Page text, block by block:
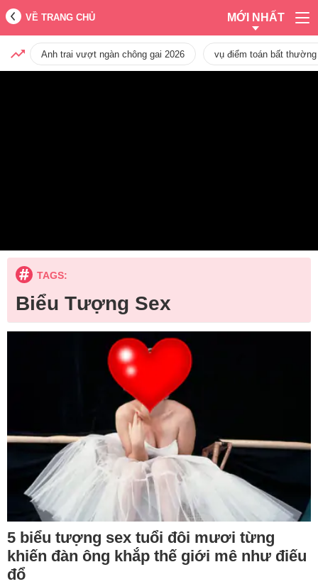
VỀ TRANG CHỦ MỚI NHẤT
Anh trai vượt ngàn chông gai 2026 vụ điểm toán bất
TAGS:
Biểu Tượng Sex
5 biểu tượng sex tuổi đôi mươi từng
khiến đàn ông khắp thế giới mê như điếu
đổ